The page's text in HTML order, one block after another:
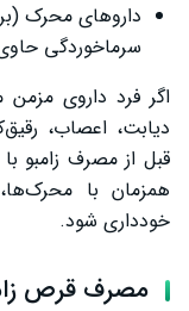
سرماخوردگی
اگر فرد داروی
دیابت، اعصاب،
قبل از مصرف زامبو
همزمان با
خودداری شود.
مصرف قرص